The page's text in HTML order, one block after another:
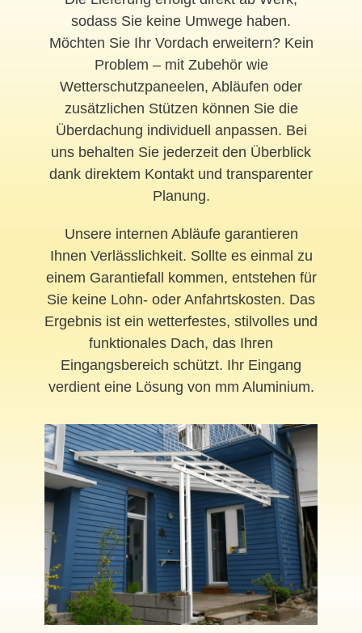
sodass Sie keine Umwege haben.
Möchten Sie Ihr Vordach erweitern? Kein
Problem – mit Zubehör wie
Wetterschutzpaneelen, Abläufen oder
zusätzlichen Stützen können Sie die
Überdachung individuell anpassen. Bei
uns behalten Sie jederzeit den Überblick
dank direktem Kontakt und transparenter
Planung.
Unsere internen Abläufe garantieren
Ihnen Verlässlichkeit. Sollte es einmal zu
einem Garantiefall kommen, entstehen für
Sie keine Lohn- oder Anfahrtskosten. Das
Ergebnis ist ein wetterfestes, stilvolles und
funktionales Dach, das Ihren
Eingangsbereich schützt. Ihr Eingang
verdient eine Lösung von mm Aluminium.